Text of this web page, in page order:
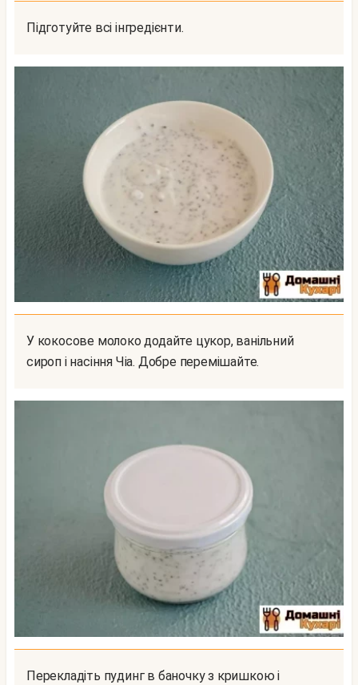
Підготуйте всі інгредієнти.
У кокосове молоко додайте цукор, ванільний
сироп і насіння Чіа. Добре перемішайте.
Перекладіть пудинг в баночку з кришкою і